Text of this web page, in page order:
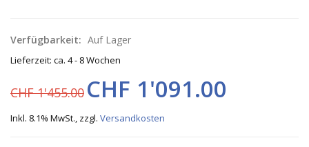
Verfügbarkeit: Auf Lager
Lieferzeit: ca. 4 - 8 Wochen
CHF 1'455.00 CHF 1'091.00
Inkl. 8.1% MwSt., zzgl. Versandkosten